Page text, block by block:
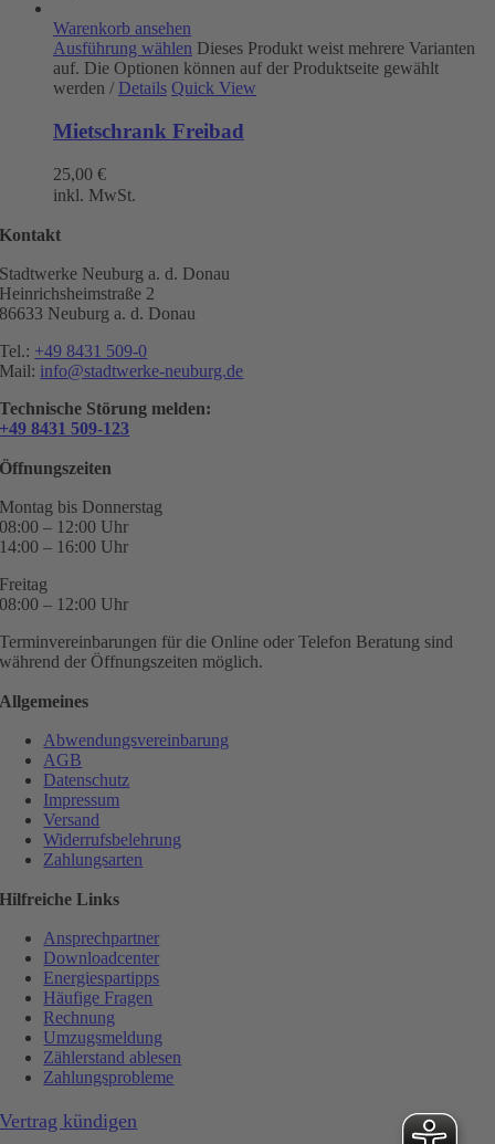
Warenkorb ansehen
Ausführung wählen Dieses Produkt weist mehrere Varianten
auf. Die Optionen können auf der Produktseite gewählt
werden / Details Quick View
Mietschrank Freibad
25,00 €
inkl. MwSt.
Kontakt
Stadtwerke Neuburg a. d. Donau
Heinrichsheimstraße 2
86633 Neuburg a. d. Donau
Tel.: +49 8431 509-0
Mail: info@stadtwerke-neuburg.de
Technische Störung melden:
+49 8431 509-123
Öffnungszeiten
Montag bis Donnerstag
08:00 – 12:00 Uhr
14:00 – 16:00 Uhr
Freitag
08:00 – 12:00 Uhr
Terminvereinbarungen für die Online oder Telefon Beratung sind
während der Öffnungszeiten möglich.
Allgemeines
Abwendungsvereinbarung
AGB
Datenschutz
Impressum
Versand
Widerrufsbelehrung
Zahlungsarten
Hilfreiche Links
Ansprechpartner
Downloadcenter
Energiespartipps
Häufige Fragen
Rechnung
Umzugsmeldung
Zählerstand ablesen
Zahlungsprobleme
Vertrag kündigen